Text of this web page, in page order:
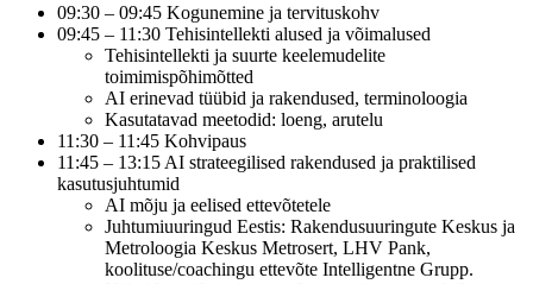
09:30 – 09:45 Kogunemine ja tervituskohv
09:45 – 11:30 Tehisintellekti alused ja võimalused
Tehisintellekti ja suurte keelemudelite
toimimispõhimõtted
AI erinevad tüübid ja rakendused, terminoloogia
Kasutatavad meetodid: loeng, arutelu
11:30 – 11:45 Kohvipaus
11:45 – 13:15 AI strateegilised rakendused ja praktilised
kasutusjuhtumid
AI mõju ja eelised ettevõtetele
Juhtumiuuringud Eestis: Rakendusuuringute Keskus ja
Metroloogia Keskus Metrosert, LHV Pank,
koolituse/coachingu ettevõte Intelligentne Grupp.